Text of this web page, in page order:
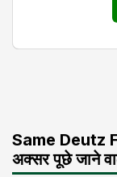
Same Deutz
अक्सर पूछे जाने